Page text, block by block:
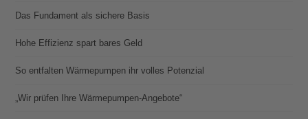
Das Fundament als sichere Basis
Hohe Effizienz spart bares Geld
So entfalten Wärmepumpen ihr volles Potenzial
„Wir prüfen Ihre Wärmepumpen-Angebote“